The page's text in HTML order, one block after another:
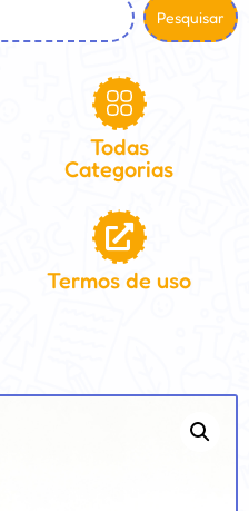
Pesquisar
Todas
Categorias
Termos de uso